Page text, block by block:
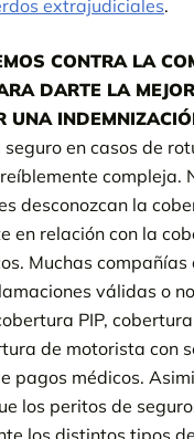
extrajudiciales.
CONTRA LA
DARTE LA
UNA
en casos de
compleja.
desconozcan la
en relación con la
Muchas compañías
válidas o
PIP,
de motorista con
pagos médicos.
los peritos de